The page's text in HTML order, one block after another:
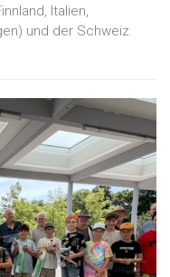
Italien,
und der Schweiz